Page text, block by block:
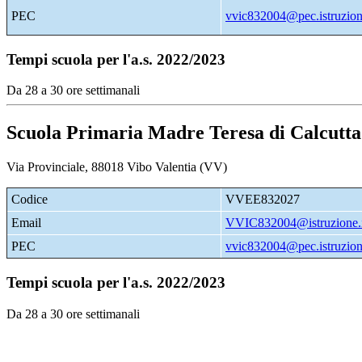
PEC
Tempi scuola per l'a.s. 2022/2023
Da 28 a 30 ore settimanali
Scuola Primaria Madre Teresa di Calcutta
Via Provinciale, 88018 Vibo Valentia (VV)
Codice
VVEE832027
Email
PEC
Tempi scuola per l'a.s. 2022/2023
Da 28 a 30 ore settimanali